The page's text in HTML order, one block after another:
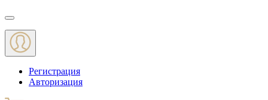
Меню
Регистрация
Авторизация